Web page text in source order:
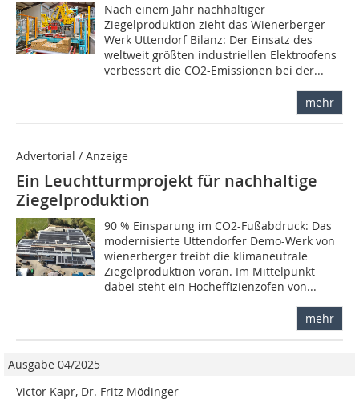
Nach einem Jahr nachhaltiger
Ziegelproduktion zieht das Wienerberger-
Werk Uttendorf Bilanz: Der Einsatz des
weltweit größten industriellen Elektroofens
verbessert die CO2-Emissionen bei der...
mehr
Advertorial / Anzeige
Ein Leuchtturmprojekt für nachhaltige
Ziegelproduktion
90 % Einsparung im CO2-Fußabdruck: Das
modernisierte Uttendorfer Demo-Werk von
wienerberger treibt die klimaneutrale
Ziegelproduktion voran. Im Mittelpunkt
dabei steht ein Hocheffizienzofen von...
mehr
Ausgabe 04/2025
Victor Kapr, Dr. Fritz Mödinger